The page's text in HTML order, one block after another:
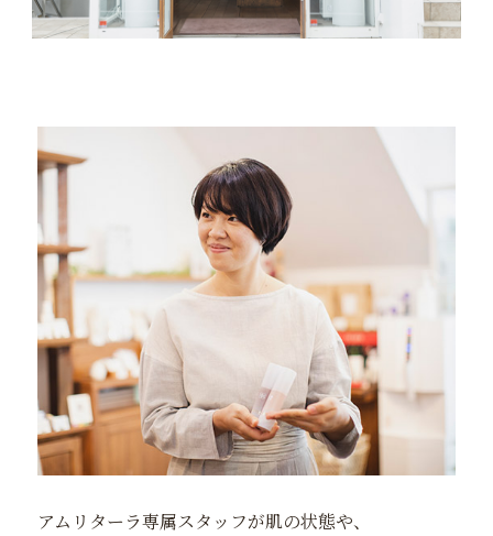
アムリターラ専属スタッフが肌の状態や、